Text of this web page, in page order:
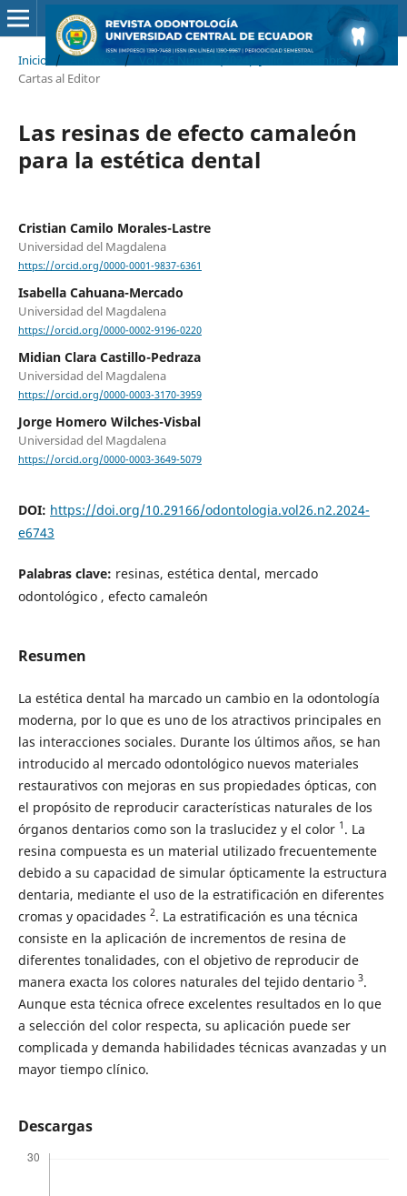
Inicio / Archivos / Vol. 26 Núm. 2 (2024): Julio - Diciembre /
Cartas al Editor
Las resinas de efecto camaleón
para la estética dental
Cristian Camilo Morales-Lastre
Universidad del Magdalena
https://orcid.org/0000-0001-9837-6361
Isabella Cahuana-Mercado
Universidad del Magdalena
https://orcid.org/0000-0002-9196-0220
Midian Clara Castillo-Pedraza
Universidad del Magdalena
https://orcid.org/0000-0003-3170-3959
Jorge Homero Wilches-Visbal
Universidad del Magdalena
https://orcid.org/0000-0003-3649-5079
DOI: https://doi.org/10.29166/odontologia.vol26.n2.2024-
e6743
Palabras clave: resinas, estética dental, mercado
odontológico , efecto camaleón
Resumen
La estética dental ha marcado un cambio en la odontología
moderna, por lo que es uno de los atractivos principales en
las interacciones sociales. Durante los últimos años, se han
introducido al mercado odontológico nuevos materiales
restaurativos con mejoras en sus propiedades ópticas, con
el propósito de reproducir características naturales de los
órganos dentarios como son la traslucidez y el color 1 . La
resina compuesta es un material utilizado frecuentemente
debido a su capacidad de simular ópticamente la estructura
dentaria, mediante el uso de la estratificación en diferentes
cromas y opacidades 2. La estratificación es una técnica
consiste en la aplicación de incrementos de resina de
diferentes tonalidades, con el objetivo de reproducir de
manera exacta los colores naturales del tejido dentario 3.
Aunque esta técnica ofrece excelentes resultados en lo que
a selección del color respecta, su aplicación puede ser
complicada y demanda habilidades técnicas avanzadas y un
mayor tiempo clínico.
Descargas